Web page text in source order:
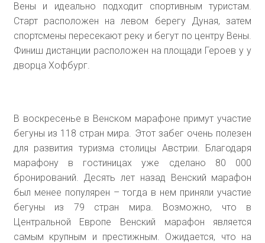
Вены и идеально подходит спортивным туристам.
Старт расположен на левом берегу Дуная, затем
спортсмены пересекают реку и бегут по центру Вены.
Финиш дистанции расположен на площади Героев у у
дворца Хофбург.
В воскресенье в Венском марафоне примут участие
бегуны из 118 стран мира. Этот забег очень полезен
для развития туризма столицы Австрии. Благодаря
марафону в гостиницах уже сделано 80 000
бронирований. Десять лет назад Венский марафон
был менее популярен – тогда в нем приняли участие
бегуны из 79 стран мира. Возможно, что в
Центральной Европе Венский марафон является
самым крупным и престижным. Ожидается, что на